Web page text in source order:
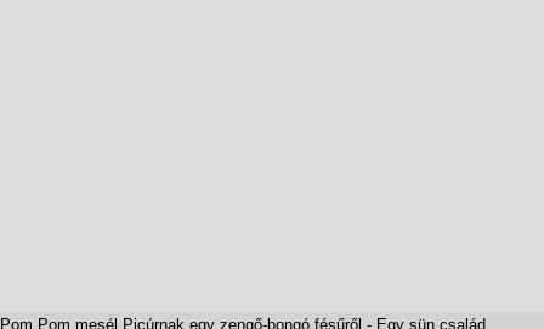
Pom Pom mesél Picúrnak egy zengő-bongó fésűről - Egy sün család